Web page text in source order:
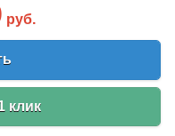
руб.
клик